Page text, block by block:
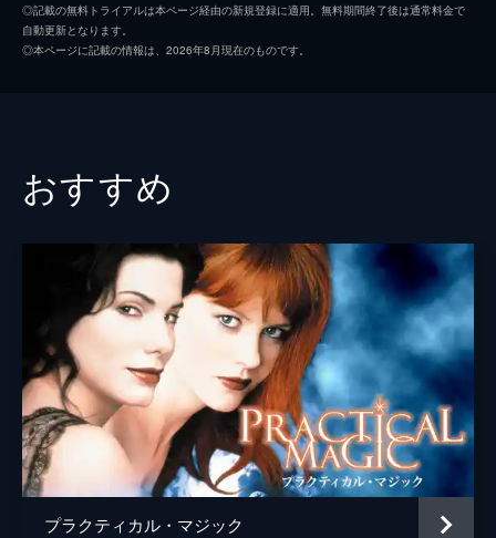
カミラ・クローグスヴェン
シヴ・ラジェンドラム・エリアセン
音楽 グーテ・ストラース
◎記載の無料トライアルは本ページ経由の新規登録に適用。無料期間終了後は通常料金で
自動更新となります。
◎本ページに記載の情報は、2026年8月現在のものです。
おすすめ
プラクティカル・マジック